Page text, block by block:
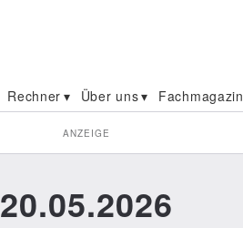
Rechner Über uns Fachmagazin
ANZEIGE
20.05.2026